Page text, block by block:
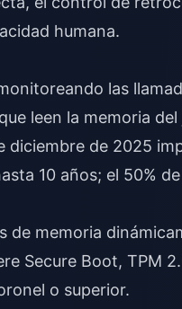
humana.
las
leen la memoria
diciembre de 2025
10 años; el 50%
de memoria
Secure Boot, TPM
o superior.